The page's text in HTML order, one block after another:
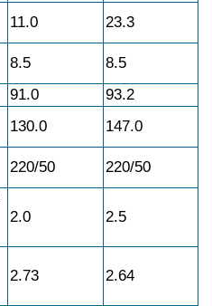
11.0 23.3
8.5
8.5
91.0
93.2
130.0 147.0
220/50 220/50
2.0 2.5
2.73 2.64